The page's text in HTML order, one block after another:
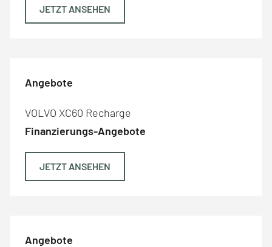
JETZT ANSEHEN
Angebote
VOLVO XC60 Recharge
Finanzierungs-Angebote
JETZT ANSEHEN
Angebote